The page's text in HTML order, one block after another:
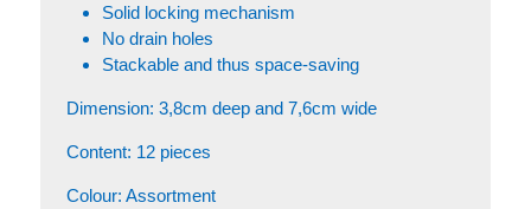
Solid locking mechanism
No drain holes
Stackable and thus space-saving
Dimension: 3,8cm deep and 7,6cm wide
Content: 12 pieces
Colour: Assortment